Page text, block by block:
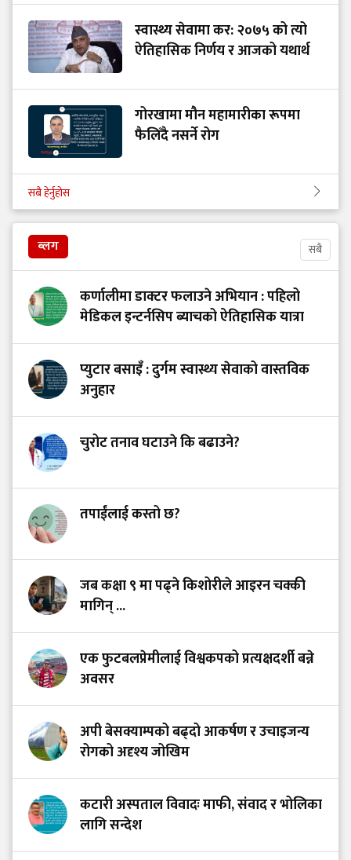
स्वास्थ्य सेवामा कर: २०७५ को त्यो
ऐतिहासिक निर्णय र आजको यथार्थ
गोरखामा मौन महामारीका रूपमा
फैलिँदै नसर्ने रोग
सबै हेर्नुहोस
ब्लग सबै
कर्णालीमा डाक्टर फलाउने अभियान : पहिलो
मेडिकल इन्टर्नसिप ब्याचको ऐतिहासिक यात्रा
प्युटार बसाइँ : दुर्गम स्वास्थ्य सेवाको वास्तविक
अनुहार
चुरोट तनाव घटाउने कि बढाउने?
तपाईंलाई कस्तो छ?
जब कक्षा ९ मा पढ्ने किशोरीले आइरन चक्की
मागिन् ...
एक फुटबलप्रेमीलाई विश्वकपको प्रत्यक्षदर्शी बन्ने
अवसर
अपी बेसक्याम्पको बढ्दो आकर्षण र उचाइजन्य
रोगको अदृश्य जोखिम
कटारी अस्पताल विवादः माफी, संवाद र भोलिका
लागि सन्देश